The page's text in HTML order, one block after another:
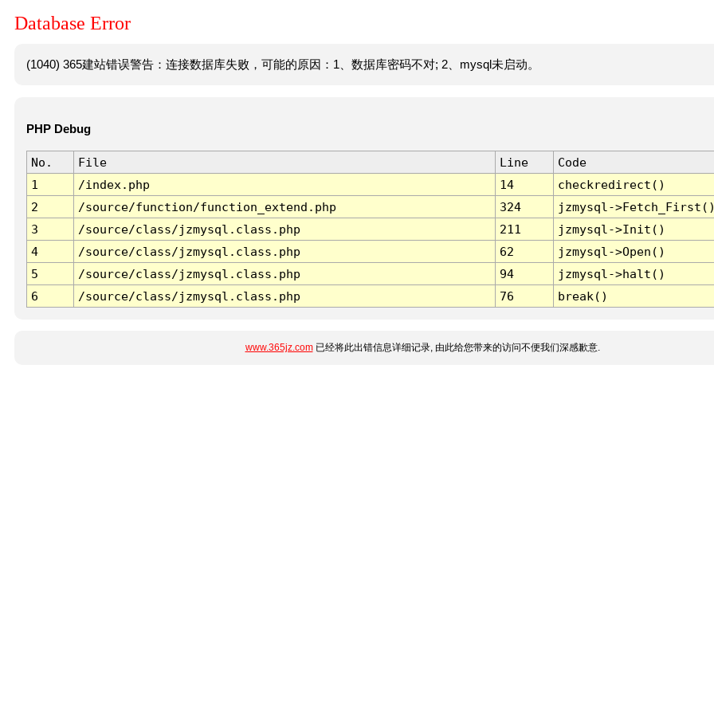
Database Error
(1040) 365建站错误警告：连接数据库失败，可能的原因：1、数据库密码不对; 2、mysql未启动。
PHP Debug
No. File Line
Code
1
/index.php 14
checkredirect()
2
/source/function/function_extend.php 324
jzmysql-
3
/source/class/jzmysql.class.php 211
jzmysql->Init()
4
/source/class/jzmysql.class.php 62
jzmysql->Open()
5
/source/class/jzmysql.class.php 94
jzmysql->halt()
6
/source/class/jzmysql.class.php 76 break()
www.365jz.com已经将此出错信息详细记录, 由此给您带来的访问不便我们深感歉意.